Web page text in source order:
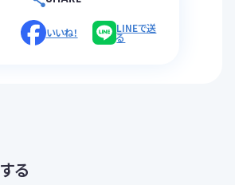
いいね！ LINEで送
る
る